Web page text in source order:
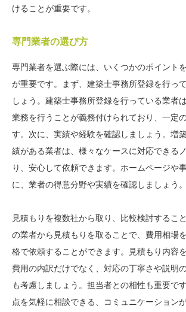
けることが重要です。
専門業者の選び方
専門業者を選ぶ際には、いくつかのポイント
が重要です。まず、建築士事務所登録を行っ
しょう。建築士事務所登録を行っている業者
業務を行うことが義務付けられており、一定
す。次に、実績や経験を確認しましょう。増
績がある業者は、様々なケースに対応できる
り、安心して依頼できます。ホームページや
に、業者の得意分野や実績を確認しましょう。
見積もりを複数社から取り、比較検討するこ
の業者から見積もりを取ることで、費用相場
格で依頼することができます。見積もり内容
費用の内訳だけでなく、対応の丁寧さや説明
も考慮しましょう。担当者との相性も重要で
点を気軽に相談できる、コミュニケーション